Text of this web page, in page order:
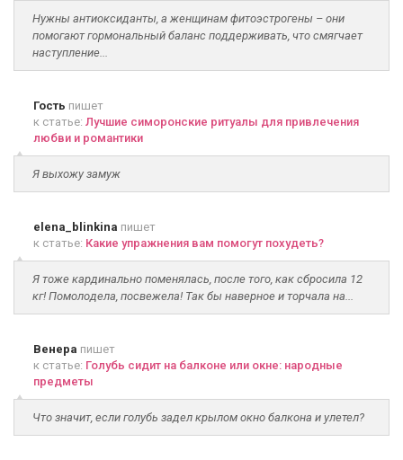
Нужны антиоксиданты, а женщинам фитоэстрогены – они
помогают гормональный баланс поддерживать, что смягчает
наступление...
Гость пишет
к статье: Лучшие симоронские ритуалы для привлечения
любви и романтики
Я выхожу замуж
elena_blinkina пишет
к статье: Какие упражнения вам помогут похудеть?
Я тоже кардинально поменялась, после того, как сбросила 12
кг! Помолодела, посвежела! Так бы наверное и торчала на...
Венера пишет
к статье: Голубь сидит на балконе или окне: народные
предметы
Что значит, если голубь задел крылом окно балкона и улетел?